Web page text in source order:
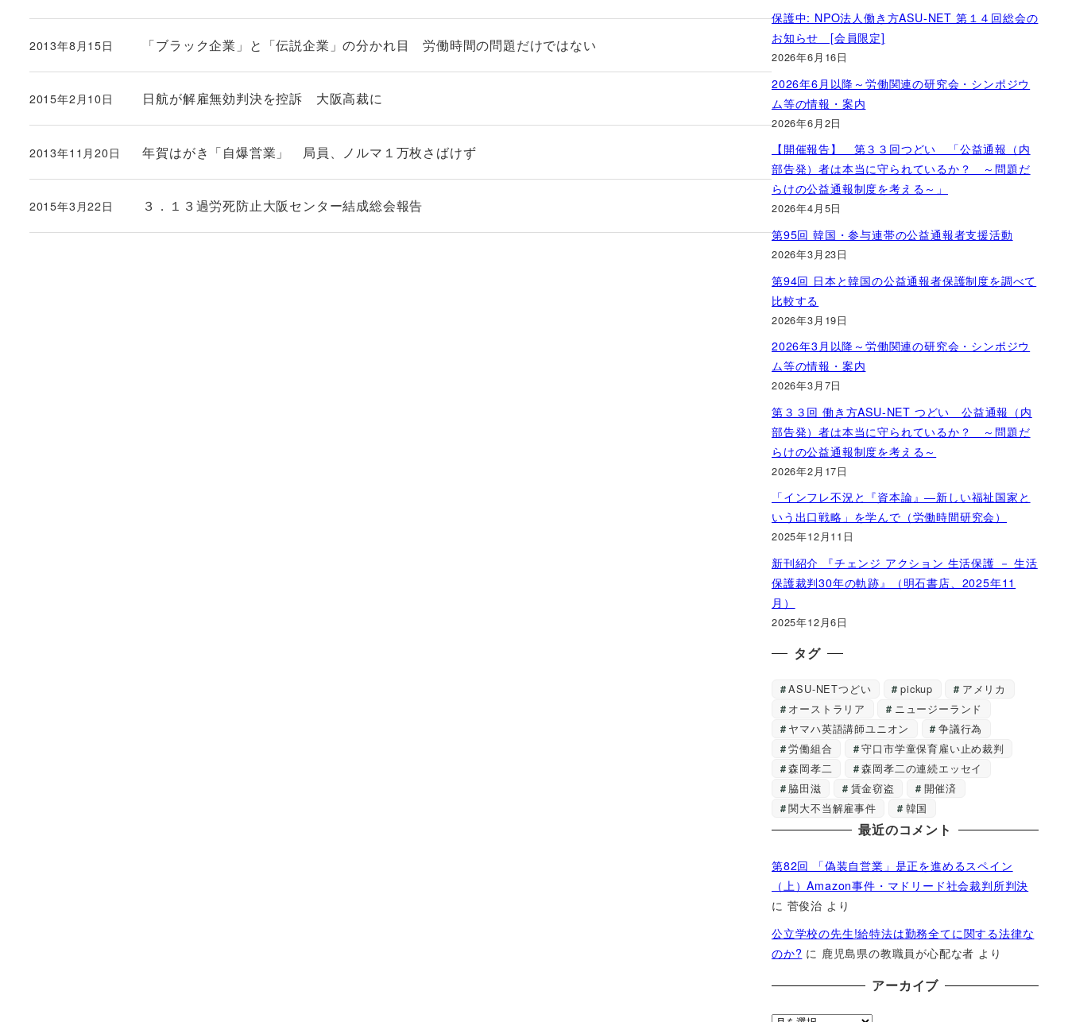
「ブラック企業」と「伝説企業」の分かれ目 労働時間の問題だけではない
投稿日
2013年8月15日
日航が解雇無効判決を控訴 大阪高裁に
投稿日
2015年2月10日
年賀はがき「自爆営業」 局員、ノルマ１万枚さばけず
投稿日
2013年11月20日
３．１３過労死防止大阪センター結成総会報告
投稿日
2015年3月22日
保護中: NPO法人働き方ASU-NET 第１４回総会の
お知らせ [会員限定]
2026年6月16日
2026年6月以降～労働関連の研究会・シンポジウ
ム等の情報・案内
2026年6月2日
【開催報告】 第３３回つどい 「公益通報（内
部告発）者は本当に守られているか？ ～問題だ
らけの公益通報制度を考える～」
2026年4月5日
第95回 韓国・参与連帯の公益通報者支援活動
2026年3月23日
第94回 日本と韓国の公益通報者保護制度を調べて
比較する
2026年3月19日
2026年3月以降～労働関連の研究会・シンポジウ
ム等の情報・案内
2026年3月7日
第３３回 働き方ASU-NET つどい 公益通報（内
部告発）者は本当に守られているか？ ～問題だ
らけの公益通報制度を考える～
2026年2月17日
「インフレ不況と『資本論』―新しい福祉国家と
いう出口戦略」を学んで（労働時間研究会）
2025年12月11日
新刊紹介 『チェンジ アクション 生活保護 － 生活
保護裁判30年の軌跡』（明石書店、2025年11
月）
2025年12月6日
タグ
ASU-NETつどい pickup
アメリカ
オーストラリア
ニュージーランド
ヤマハ英語講師ユニオン
争議行為
労働組合
守口市学童保育雇い止め裁判
森岡孝二
森岡孝二の連続エッセイ
脇田滋
賃金窃盗
開催済
関大不当解雇事件
韓国
最近のコメント
第82回 「偽装自営業」是正を進めるスペイン
（上）Amazon事件・マドリード社会裁判所判決
に 菅俊治 より
公立学校の先生!給特法は勤務全てに関する法律な
のか? に 鹿児島県の教職員が心配な者 より
アーカイブ